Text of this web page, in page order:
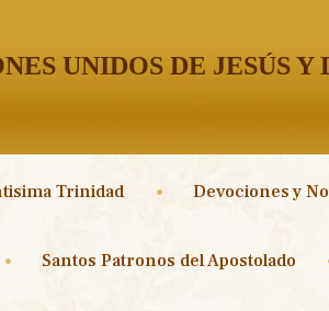
UNIDOS DE JESÚS Y
Trinidad Devociones y
Santos Patronos del Apostolado